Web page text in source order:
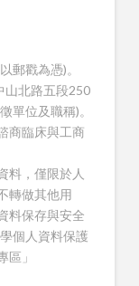
郵戳為憑)。
山北路五段250
單位及職稱)。
商臨床與工商
料，僅限於人
轉做其他用
料保存與安全
個人資料保護
」